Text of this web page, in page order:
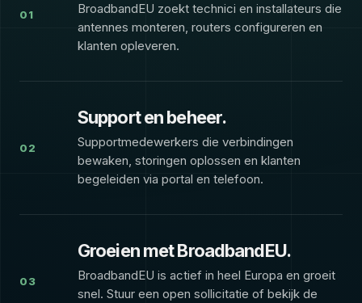
01
BroadbandEU zoekt technici en installateurs die
antennes monteren, routers configureren en
klanten opleveren.
02
Support en beheer.
Supportmedewerkers die verbindingen
bewaken, storingen oplossen en klanten
begeleiden via portal en telefoon.
03
Groeien met BroadbandEU.
BroadbandEU is actief in heel Europa en groeit
snel. Stuur een open sollicitatie of bekijk de